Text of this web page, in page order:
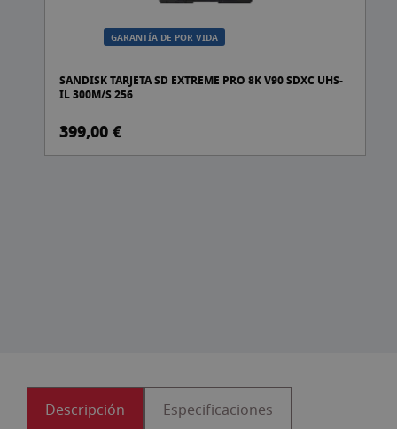
GARANTÍA DE POR VIDA
SANDISK TARJETA SD EXTREME PRO 8K V90 SDXC UHS-
IL 300M/S 256
399,00 €
Descripción Especificaciones